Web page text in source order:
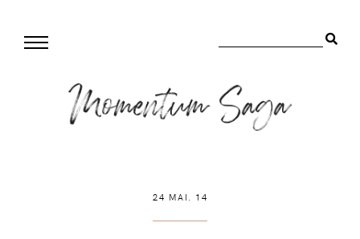
24 MAI. 14